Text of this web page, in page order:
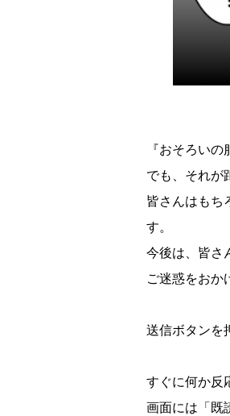
『おそろい
でも、それが
皆さんはもち
す。
今後は、皆さ
ご迷惑をおか
送信ボタンを
すぐに何か反
画面には「既